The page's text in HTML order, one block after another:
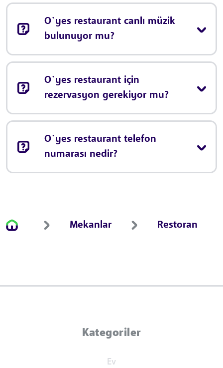
O`yes restaurant canlı müzik
bulunuyor mu?
O`yes restaurant için
rezervasyon gerekiyor mu?
O`yes restaurant telefon
numarası nedir?
Mekanlar Restoran
Kategoriler
Ev